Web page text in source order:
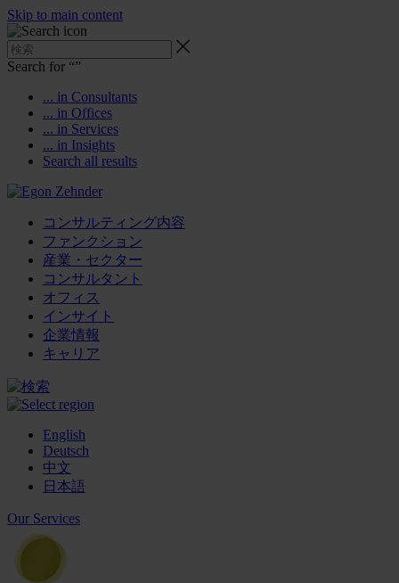
Skip to main content
Search for “”
... in Consultants
... in Offices
... in Services
... in Insights
Search all results
コンサルティング内容
ファンクション
産業・セクター
コンサルタント
オフィス
インサイト
企業情報
キャリア
English
Deutsch
中文
日本語
Our Services